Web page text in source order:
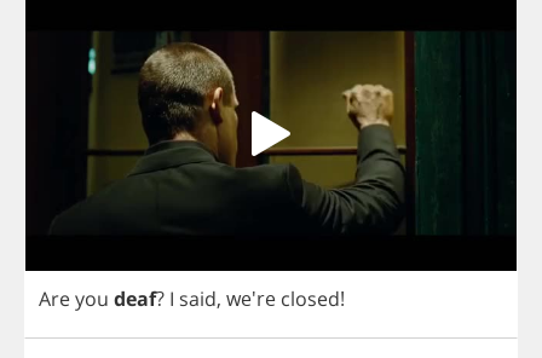
Areyou deaf? I said, we're closed!